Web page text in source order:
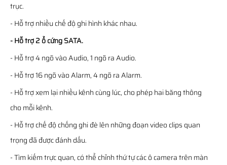
trục.
- Hỗ trợ nhiều chế độ ghi hình khác nhau.
- Hỗ trợ 2 ổ cứng SATA.
- Hỗ trợ 4 ngõ vào Audio, 1 ngõ ra Audio.
- Hỗ trợ 16 ngõ vào Alarm, 4 ngõ ra Alarm.
- Hỗ trợ xem lại nhiều kênh cùng lúc, cho phép hai băng thông
cho mỗi kênh.
- Hỗ trợ chế độ chống ghi đè lên những đoạn video clips quan
trọng đã được đánh dấu.
- Tìm kiếm trực quan, có thể chỉnh thứ tự các ô camera trên màn